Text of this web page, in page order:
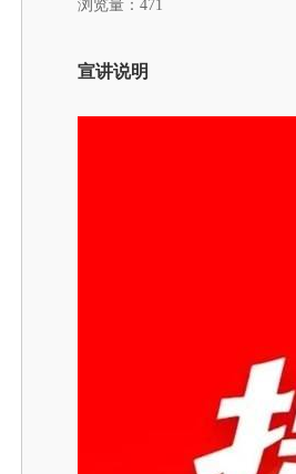
浏览量：471
宣讲说明